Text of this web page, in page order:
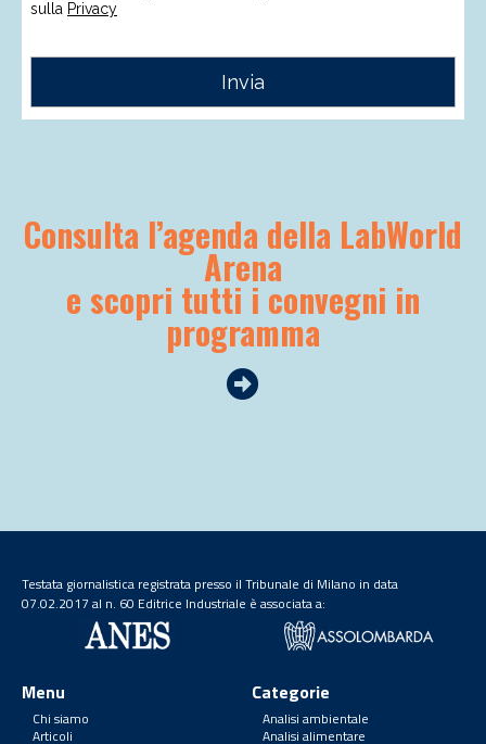
Consulta l’agenda della LabWorld
Arena
e scopri tutti i convegni in
programma
Testata giornalistica registrata presso il Tribunale di Milano in data
07.02.2017 al n. 60 Editrice Industriale è associata a:
Menu
Chi siamo
Articoli
Categorie
Analisi ambientale
Analisi alimentare